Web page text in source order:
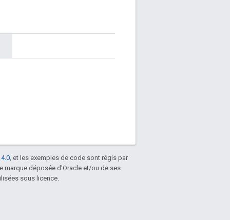
, et les exemples de code sont régis par
marque déposée d'Oracle et/ou de ses
sous licence.